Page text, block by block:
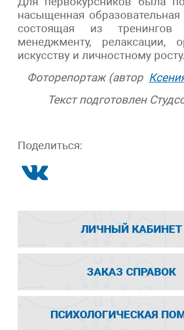
насыщенная
состоящая из
менеджменту, релаксации,
искусству и личностному росту.
Фоторепортаж (автор
Текст подготовлен
Поделиться:
ЛИЧНЫЙ КАБИНЕТ
ЗАКАЗ СПРАВОК
ПСИХОЛОГИЧЕСКАЯ